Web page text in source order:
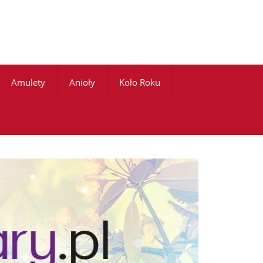
Amulety Anioły Koło Roku